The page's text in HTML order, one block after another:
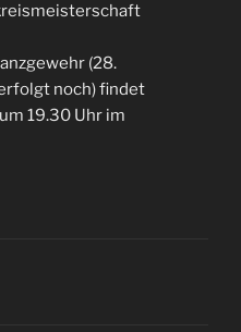
(28.
noch) findet
19.30 Uhr im